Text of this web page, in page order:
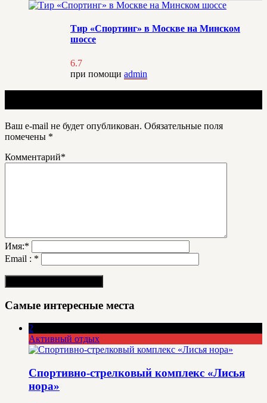
Тир «Спортинг» в Москве на Минском
шоссе
6.7
при помощи admin
Ваш e-mail не будет опубликован. Обязательные поля
помечены *
Комментарий*
Имя:*
Email : *
Самые интересные места
2
Активный отдых
Спортивно-стрелковый комплекс «Лисья
нора»